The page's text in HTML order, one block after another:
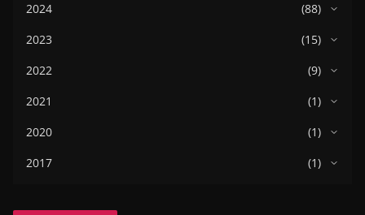
2024
(88)
2023
(15)
2022
(9)
2021
(1)
2020
(1)
2017
(1)